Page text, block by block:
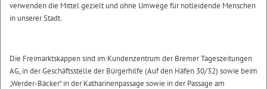
verwenden die Mittel gezielt und ohne Umwege für notleidende Menschen
in unserer Stadt.
Die Freimarktskappen sind im Kundenzentrum der Bremer Tageszeitungen
AG, in der Geschäftsstelle der Bürgerhilfe (Auf den Häfen 30/32) sowie beim
„Werder-Bäcker“ in der Katharinenpassage sowie in der Passage am